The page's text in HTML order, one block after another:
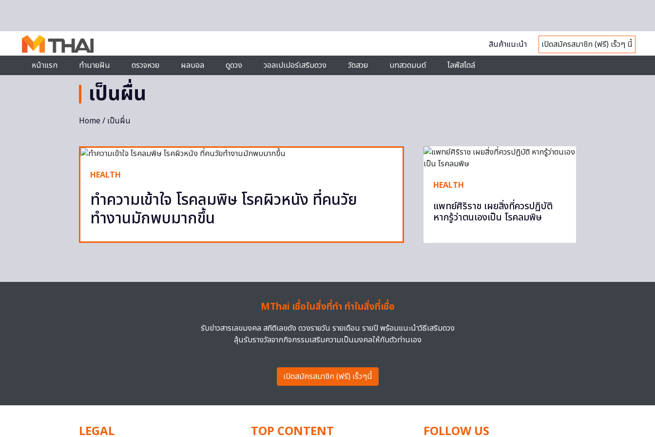
สินค้าแนะนำ
เปิดสมัครสมาชิก (ฟรี) เร็วๆ นี้
หน้าแรก
ทำนายฝัน ตรวจหวย ผลบอล ดูดวง วอลเปเปอร์เสริมดวง วัดสวย บทสวดมนต์ ไลฟ์สไตล์
เป็นผื่น
Home/ เป็นผื่น
HEALTH
ทำความเข้าใจ โรคลมพิษ โรคผิวหนัง ที่คนวัย
ทำงานมักพบมากขึ้น
HEALTH
แพทย์ศิริราช เผยสิ่งที่ควรปฏิบัติ
หากรู้ว่าตนเองเป็น โรคลมพิษ
MThai เชื่อในสิ่งที่ทำ ทำในสิ่งที่เชื่อ
รับข่าวสารเลขมงคล สถิติเลขดัง ดวงรายวัน รายเดือน รายปี พร้อมแนะนำวิธีเสริมดวง
ลุ้นรับรางวัลจากกิจกรรมเสริมความเป็นมงคลให้กับตัวท่านเอง
เปิดสมัครสมาชิก (ฟรี) เร็วๆนี้
LEGAL TOP CONTENT FOLLOW US